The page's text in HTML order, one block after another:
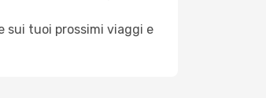
sui tuoi prossimi viaggi e